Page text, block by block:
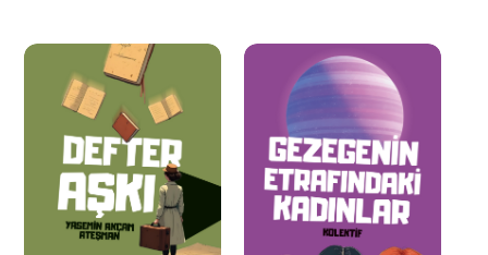
Detaylı
İncele
Detaylı
İncele